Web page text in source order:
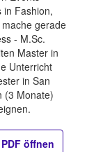
in Fashion,
gerade
- M.Sc.
Master in
Unterricht
in San
(3 Monate)
öffnen